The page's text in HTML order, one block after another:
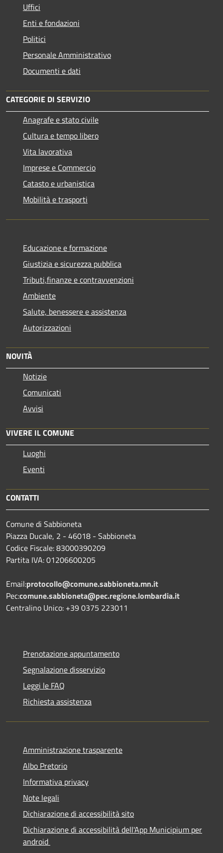
Uffici
Enti e fondazioni
Politici
Personale Amministrativo
Documenti e dati
CATEGORIE DI SERVIZIO
Anagrafe e stato civile
Cultura e tempo libero
Vita lavorativa
Imprese e Commercio
Catasto e urbanistica
Mobilità e trasporti
Educazione e formazione
Giustizia e sicurezza pubblica
Tributi,finanze e contravvenzioni
Ambiente
Salute, benessere e assistenza
Autorizzazioni
NOVITÀ
Notizie
Comunicati
Avvisi
VIVERE IL COMUNE
Luoghi
Eventi
CONTATTI
Comune di Sabbioneta
Piazza Ducale, 2 - 46018 - Sabbioneta
Codice Fiscale: 83000390209
Partita IVA: 01206600205
Email:protocollo@comune.sabbioneta.mn.it
Pec:comune.sabbioneta@pec.regione.lombardia.it
Centralino Unico: +39 0375 223011
Prenotazione appuntamento
Segnalazione disservizio
Leggi le FAQ
Richiesta assistenza
Amministrazione trasparente
Albo Pretorio
Informativa privacy
Note legali
Dichiarazione di accessibilità sito
Dichiarazione di accessibilità dell'App Municipium per
android